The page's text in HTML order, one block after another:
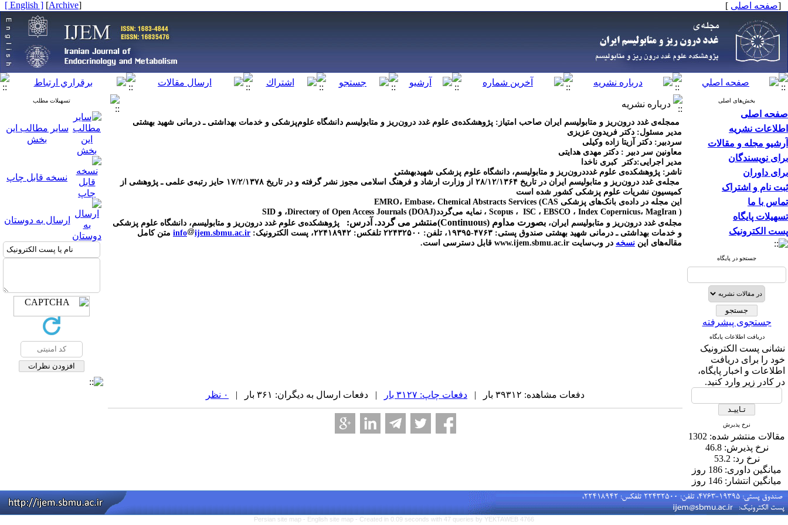
[صفحه اصلی ]
[
Archive
]
[ English ]
بخش‌های اصلی
صفحه اصلی
اطلاعات نشریه
آرشیو مجله و مقالات
برای نویسندگان
برای داوران
ثبت نام و اشتراک
تماس با ما
تسهیلات پایگاه
پست الکترونیک
جستجو در پایگاه
جستجوی پیشرفته
دریافت اطلاعات پایگاه
نشانی پست الکترونیک
خود را برای دریافت
اطلاعات و اخبار پایگاه،
در کادر زیر وارد کنید.
نرخ پذیرش
مقالات منتشر شده: 1302
نرخ پذیرش:46.8
نرخ رد: 53.2
میانگین داوری: 186 روز
میانگین انتشار: 146 روز
درباره نشریه
ممجله‌ی غدد درون‌ریز و متابولیسم ایران صاحب امتیاز: پژوهشکده‌ی علوم غدد درون‌ریز و متابولیسم دانشگاه علوم‌‌پزشکی و خدمات بهداشتی ـ درمانی شهید بهشتی
مدیر مسئول: دکتر فریدون عزیزی
سردبیر: دکتر آزیتا زاده وکیلی
معاونین سر دبیر : دکتر مهدی هدایتی
مدیر اجرایی:دکتر کبری ناخدا
ناشر: پژوهشکده‌ی ‌‌علوم غدددرون‌ریز و متابولیسم، دانشگاه علوم پزشکی شهید‌بهشتی
مجله‌ی غدد درون‌ریز و متابولیسم ایران در تاریخ ۲۸/۱۲/۱۳۶۴ از وزارت ارشاد و فرهنگ اسلامی مجوز نشر گرفته و در تاریخ ۱۷/۲/۱۳۷۸ حایز رتبه‌ی علمی ـ پژوهشی از
کمیسیون نشریات علوم پزشکی کشور شده است
این مجله در داده‌ی بانک‌های پزشکی EMRO، Embase، Chemical Abstracts Services (CAS
(
Directory of Open Access Journals (DOAJ) ، Scopus ، ISC ، EBSCO ، نمایه می‌گردد Index Copernicus، MagIran، و SID
مجله‌ی غدد درون‌ریز و متابولیسم ایران، بصورت مداوم (Continuous)منتشر می گردد. آدرس:
پژوهشکده‌ی علوم غدد درون‌ریز و متابولیسم، دانشگاه علوم پزشکی
و خدمات بهداشتی ـ درمانی شهید بهشتی صندوق پستی: ۴۷۶۳-۱۹۳۹۵، تلفن: ۲۲۴۳۲۵۰۰ تلفکس: ۲۲۴۱۸۹۴۲، پست الکترونیک:
info ijem.sbmu.ac.ir‌
متن کامل
مقاله‌‌‌های این نسخه در وب‌سایت www.ijem.sbmu.ac.ir قابل دسترسی است.
تسهیلات مطلب
سایر مطالب این
بخش
نسخه قابل چاپ
ارسال به دوستان
دفعات مشاهده: ۳۹۳۱۲ بار | دفعات چاپ: ۳۱۲۷ بار | دفعات ارسال به دیگران: ۳۶۱ بار | ۰ نظر
Persian site map - English site map - Created in 0.09 seconds with 47 queries by YEKTAWEB 4766